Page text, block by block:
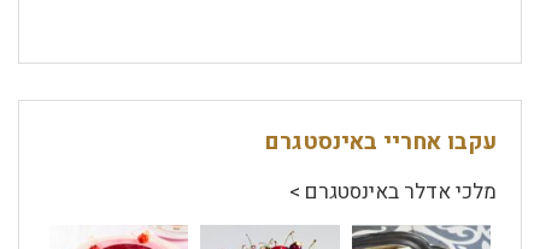
עקבו אחריי באינסטגרם
מלכי אדלר באינסטגרם >